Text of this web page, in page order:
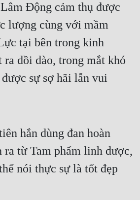
Động cảm thụ được
lượng cùng với mầm
tại bên trong kinh
ra dồi dào, trong mắt khó
sự sợ hãi lẫn vui
hắn dùng đan hoàn
ra từ Tam phẩm linh dược,
nói thực sự là tốt đẹp